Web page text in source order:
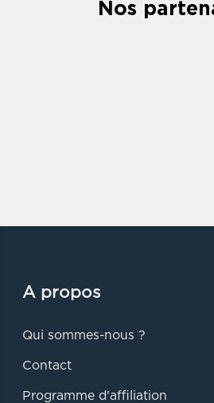
Nos
A propos
Qui sommes-nous ?
Contact
Programme d'affiliation